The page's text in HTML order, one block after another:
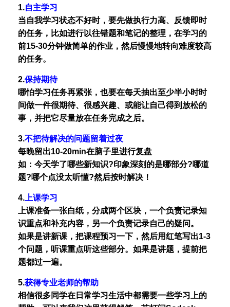
1.自主学习
当自我学习状态不好时，要先做执行力高、反馈即时
的任务，比如进行以往错题和笔记的整理，在学习的
前15-30分钟做简单的作业，然后慢慢地转向难度较高
的任务。
2.保持期待
哪怕学习任务再紧张，也要在每天抽出至少半小时时
间做一件很期待、很感兴趣、或能让自己得到放松的
事，并把它尽量放在任务完成之后。
3.不把待解决的问题留着过夜
每晚留出10-20min在脑子里进行复盘
如：今天学了哪些新知识?印象深刻的是哪部分?哪道
题?哪个点没太听懂?然后按时解决！
4. 上课学习
上课准备一张白纸，分成两个区块，一个负责记录知
识重点和补充内容，另一个负责记录自己的疑问。
如果是讲新课，把课程预习一下，然后用红笔写出1-3
个问题，听课重点听这些部分。如果是讲题，提前把
题都过一遍。
5.获得专业老师的帮助
相信很多同学在日常学习生活中都需要一些学习上的